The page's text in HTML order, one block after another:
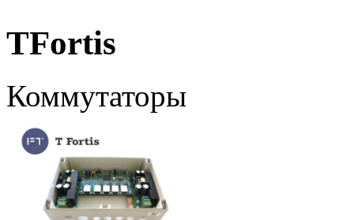
TFortis
Коммутаторы